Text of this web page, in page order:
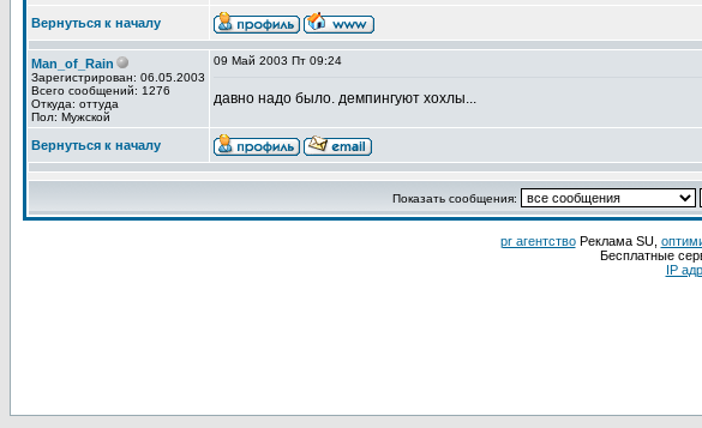
Вернуться к началу
Man_of_Rain
Зарегистрирован: 06.05.2003
Всего сообщений: 1276
Откуда: оттуда
Пол: Мужской
09 Май 2003 Пт 09:24
давно надо было. демпингуют хохлы...
Вернуться к началу
Показать сообщения:
pr агентствоРеклама SU,
Бесплатные
IP